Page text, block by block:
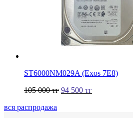
ST6000NM029A (Exos 7E8)
105 000тг 94 500 тг
вся распродажа